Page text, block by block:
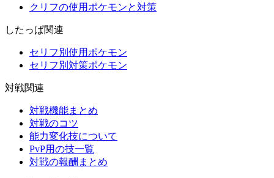
クリフの使用ポケモンと対策
したっぱ関連
セリフ別使用ポケモン
セリフ別対策ポケモン
対戦関連
対戦機能まとめ
対戦のコツ
能力変化技について
PvP用の技一覧
対戦の報酬まとめ